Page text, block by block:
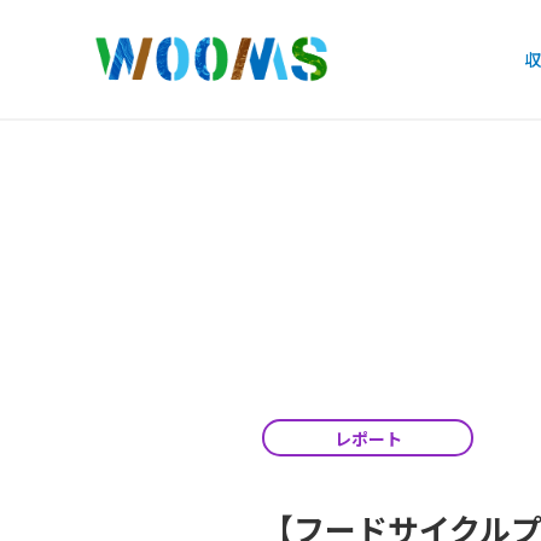
レポート
【フードサイク